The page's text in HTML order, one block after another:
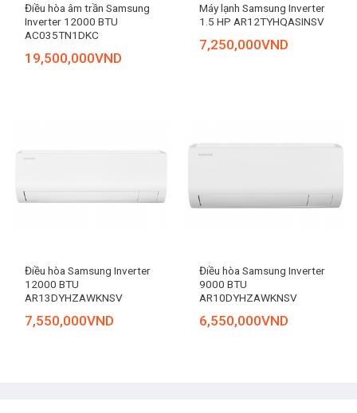
Điều hòa âm trần Samsung
Inverter 12000 BTU
AC035TN1DKC
19,500,000VND
Máy lạnh Samsung Inverter
1.5 HP AR12TYHQASINSV
7,250,000VND
Điều hòa Samsung Inverter
12000 BTU
AR13DYHZAWKNSV
7,550,000VND
Điều hòa Samsung Inverter
9000 BTU
AR10DYHZAWKNSV
6,550,000VND